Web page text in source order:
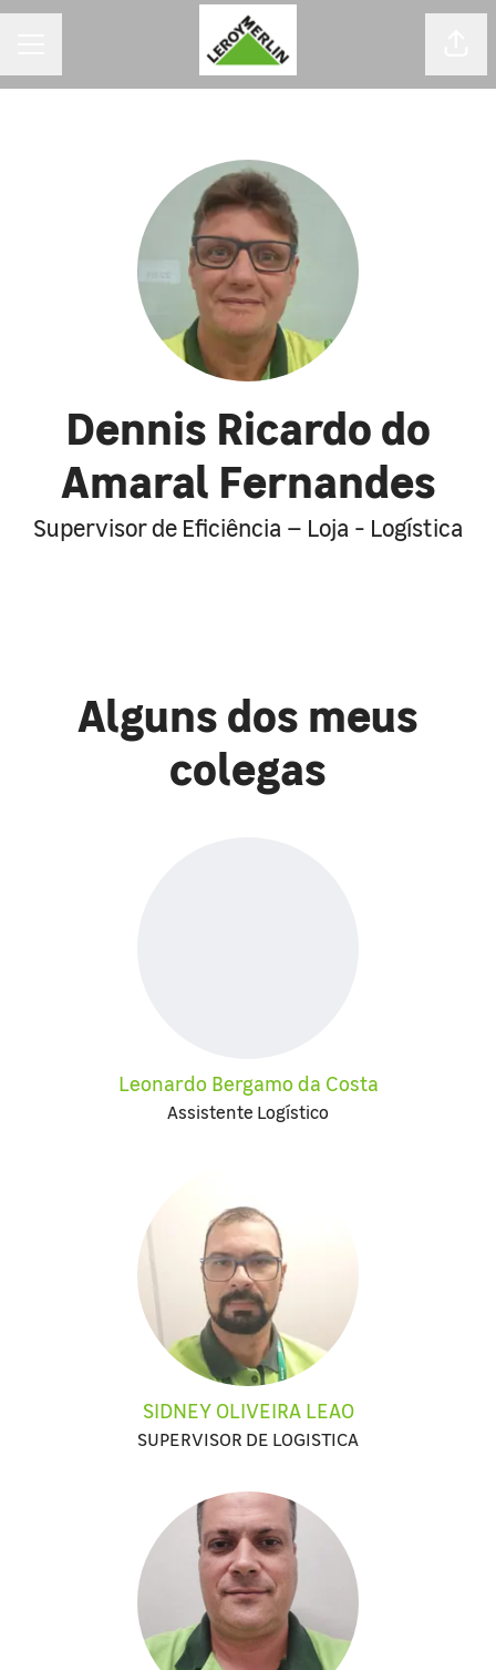
Dennis Ricardo do
Amaral Fernandes
Supervisor de Eficiência – Loja - Logística
Alguns dos meus
colegas
Leonardo Bergamo da Costa
Assistente Logístico
SIDNEY OLIVEIRA LEAO
SUPERVISOR DE LOGISTICA